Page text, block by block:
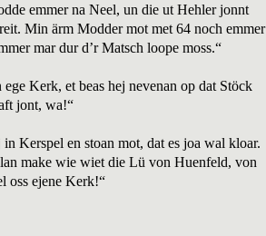
emmer na Neel, un die ut Hehler jonnt
Min ärm Modder mot met 64 noch emmer
mar dur d’r Matsch loope moss.“
Kerk, et beas hej nevenan op dat Stöck
jont, wa!“
Kerspel en stoan mot, dat es joa wal kloar.
make wie wiet die Lü von Huenfeld, von
oss ejene Kerk!“